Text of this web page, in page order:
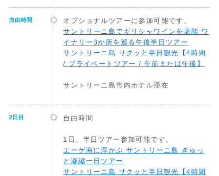
自由時間
オプショナルツアーに参加可能です。
サントリーニ島でギリシャワインを堪能 ワ
イナリー3か所を巡る午後半日ツアー
サントリーニ島 サクッと半日観光【4時間
/ プライベートツアー / 午前または午後】
サントリーニ島市内ホテル滞在
2日目 自由時間
1日、半日ツアー参加可能です。
エーゲ海に浮かぶ サントリーニ島 ぎゅっ
と凝縮一日ツアー
サントリーニ島 サクッと半日観光【4時間